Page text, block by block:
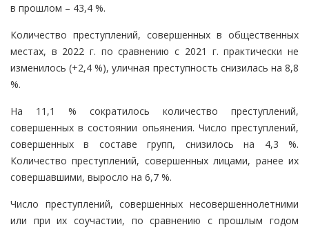
в прошлом – 43,4 %.
Количество преступлений, совершенных в общественных
местах, в 2022 г. по сравнению с 2021 г. практически не
изменилось (+2,4 %), уличная преступность снизилась на 8,8
%.
На 11,1 % сократилось количество преступлений,
совершенных в состоянии опьянения. Число преступлений,
совершенных в составе групп, снизилось на 4,3 %.
Количество преступлений, совершенных лицами, ранее их
совершавшими, выросло на 6,7 %.
Число преступлений, совершенных несовершеннолетними
или при их соучастии, по сравнению с прошлым годом